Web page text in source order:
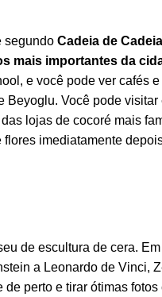
segundo Cadeia de Cadeia
mais importantes da
e você pode ver cafés
Você pode
lojas de cocoré mais
imediatamente
de escultura de cera.
a Leonardo de Vinci,
perto e tirar ótimas